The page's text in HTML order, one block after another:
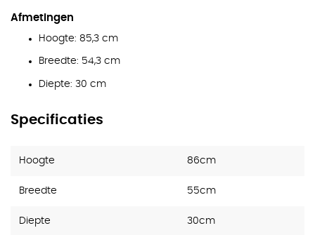
Afmetingen
Hoogte: 85,3 cm
Breedte: 54,3 cm
Diepte: 30 cm
Specificaties
Hoogte 86cm
Breedte 55cm
Diepte 30cm